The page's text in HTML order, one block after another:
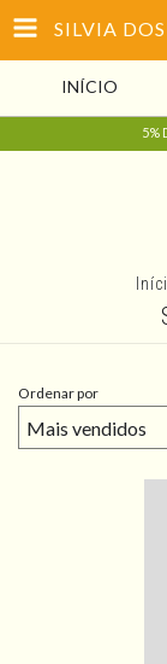
SILVIA
INÍCIO
5%
Ordenar por